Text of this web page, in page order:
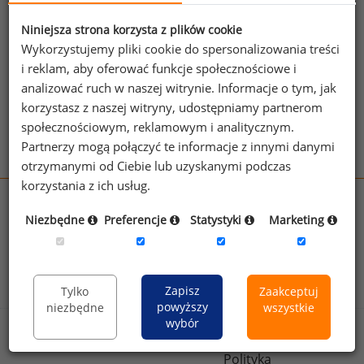
jego pomocą sprawdzić raporty dla
pozostałych.
Wykorzystaj kod
Aby otrzymać darmowy kod dostępu weź udział
wOgólnopolskim Badaniu Wynagrodzeń.
sedlak.pl
kfw.sedlak.pl
rynekpracy.pl
raportyplacowe.pl
Sklep
Kontakt
Polityka
Niniejsza strona korzysta z plików cookie
Wykorzystujemy pliki cookie do spersonalizowania treści
i reklam, aby oferować funkcje społecznościowe i
analizować ruch w naszej witrynie. Informacje o tym, jak
korzystasz z naszej witryny, udostępniamy partnerom
społecznościowym, reklamowym i analitycznym.
Partnerzy mogą połączyć te informacje z innymi danymi
otrzymanymi od Ciebie lub uzyskanymi podczas
korzystania z ich usług.
Niezbędne Preferencje Statystyki Marketing
Tylko
niezbędne
Zapisz
powyższy
wybór
Zaakceptuj
wszystkie